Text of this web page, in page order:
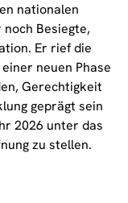
nationalen
noch Besiegte,
Er rief die
neuen Phase
Gerechtigkeit
geprägt sein
2026 unter das
zu stellen.